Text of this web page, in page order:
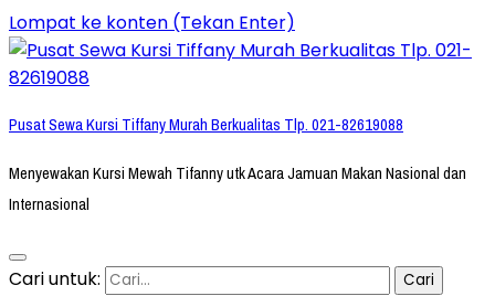
Lompat ke konten (Tekan Enter)
Pusat Sewa Kursi Tiffany Murah Berkualitas Tlp. 021-82619088
Menyewakan Kursi Mewah Tifanny utk Acara Jamuan Makan Nasional dan
Internasional
Cari untuk: